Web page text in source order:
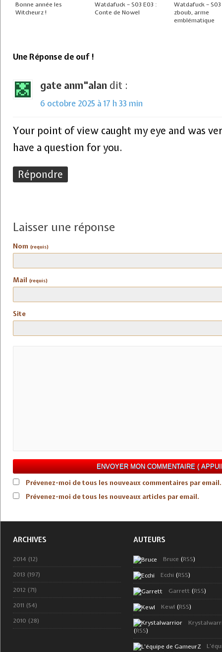
Bonne année les
Witcheurz !
Watdafuck – S03 E03 :
Conte de Nowel
Watdafuck –
zboub, arme
emblématique
Une Réponse de ouf !
gate anm"alan dit :
6 octobre 2025 à 17 h 33 min
Your point of view caught my eye and was
have a question for you.
Répondre
Laisser une réponse
Nom (requis)
Mail (requis)
Site
Prévenez-moi de tous les nouveaux commentaires par email.
Prévenez-moi de tous les nouveaux articles par email.
ARCHIVES
2014 (12)
2013 (197)
2012 (71)
2011 (54)
2010 (28)
AUTEURS
Bruce (RSS)
Ecchi (RSS)
Garrett (RSS)
Kewl (RSS)
(RSS)